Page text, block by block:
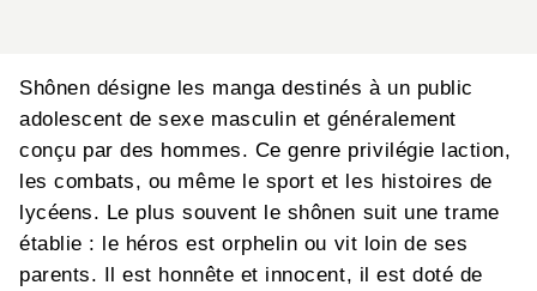
Shônen désigne les manga destinés à un public
adolescent de sexe masculin et généralement
conçu par des hommes. Ce genre privilégie laction,
les combats, ou même le sport et les histoires de
lycéens. Le plus souvent le shônen suit une trame
établie : le héros est orphelin ou vit loin de ses
parents. Il est honnête et innocent, il est doté de